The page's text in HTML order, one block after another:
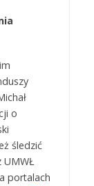
o
śledzić
portalach